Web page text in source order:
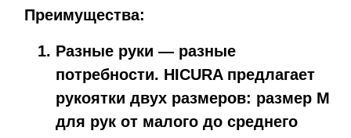
Преимущества:
Разные руки — разные
потребности. HICURA предлагает
рукоятки двух размеров: размер M
для рук от малого до среднего